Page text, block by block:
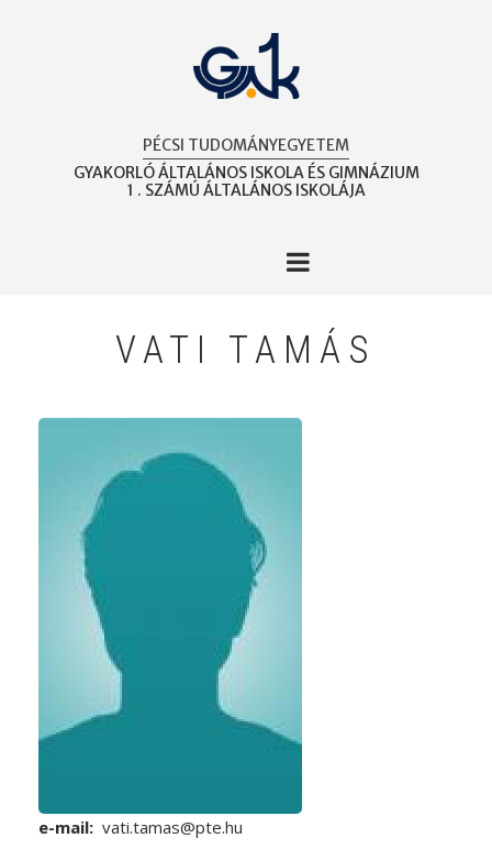
PÉCSI TUDOMÁNYEGYETEM
GYAKORLÓ ÁLTALÁNOS ISKOLA ÉS GIMNÁZIUM
1 . SZÁMÚ ÁLTALÁNOS ISKOLÁJA
VATI TAMÁS
e-mail vati.tamas@pte.hu